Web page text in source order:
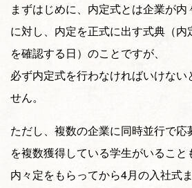
まずはじめに、内定式とは企業が
に対し、内定を正式に出す式典（
を確認する日）のことですが、
必ず内定式を行わなければいけない
せん。
ただし、複数の企業に同時並行で
を複数獲得している学生がいること
内々定をもらってから4月の入社式